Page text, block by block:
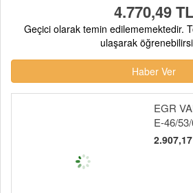
4.770,49 TL
Geçici olarak temin edilememektedir.
ulaşarak
Haber Ver
EGR
E-46/